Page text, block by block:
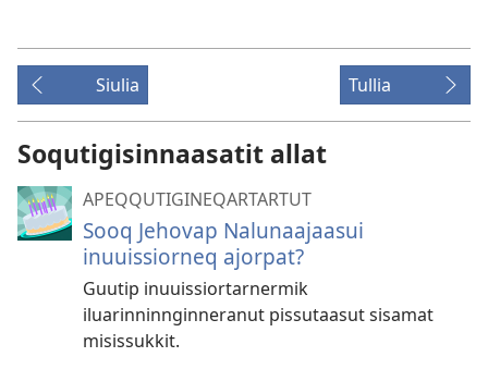
Siulia Tullia
Soqutigisinnaasatit allat
APEQQUTIGINEQARTARTUT
Sooq Jehovap Nalunaajaasui
inuuissiorneq ajorpat?
Guutip inuuissiortarnermik
iluarinninnginneranut pissutaasut sisamat
misissukkit.